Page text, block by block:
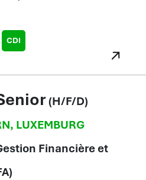
CDI
(H/F/D)
, LUXEMBURG
Financière et